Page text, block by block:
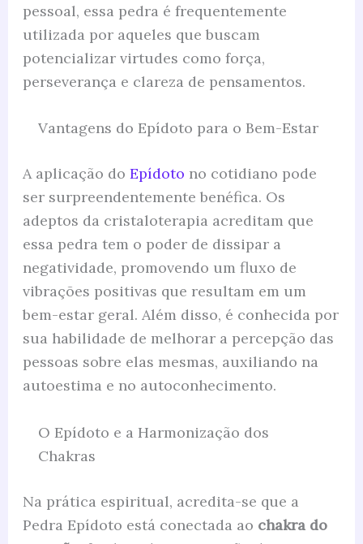
pessoal, essa pedra é frequentemente
utilizada por aqueles que buscam
potencializar virtudes como força,
perseverança e clareza de pensamentos.
Vantagens do Epídoto para o Bem-Estar
A aplicação do Epídoto no cotidiano pode
ser surpreendentemente benéfica. Os
adeptos da cristaloterapia acreditam que
essa pedra tem o poder de dissipar a
negatividade, promovendo um fluxo de
vibrações positivas que resultam em um
bem-estar geral. Além disso, é conhecida por
sua habilidade de melhorar a percepção das
pessoas sobre elas mesmas, auxiliando na
autoestima e no autoconhecimento.
O Epídoto e a Harmonização dos
Chakras
Na prática espiritual, acredita-se que a
Pedra Epídoto está conectada ao chakra do